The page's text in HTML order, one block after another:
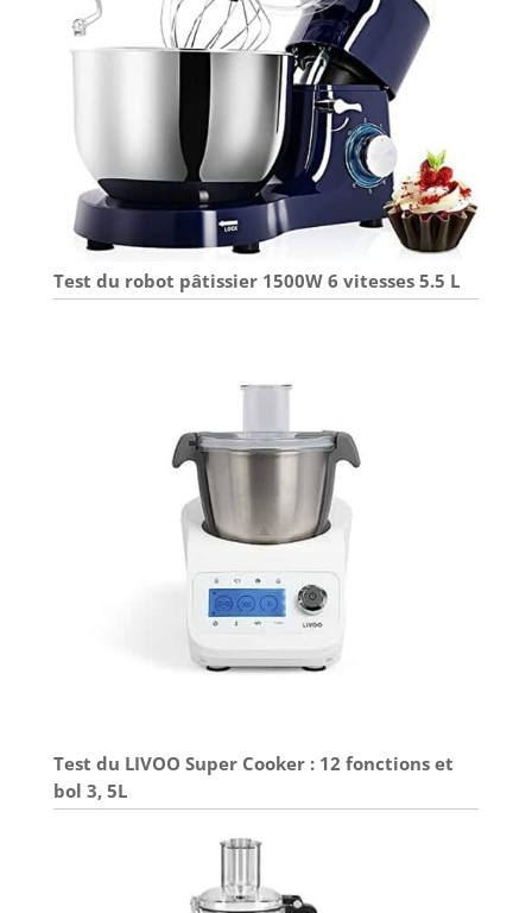
Test du robot pâtissier 1500W 6 vitesses 5.5 L
Test du LIVOO Super Cooker : 12 fonctions et
bol 3, 5L